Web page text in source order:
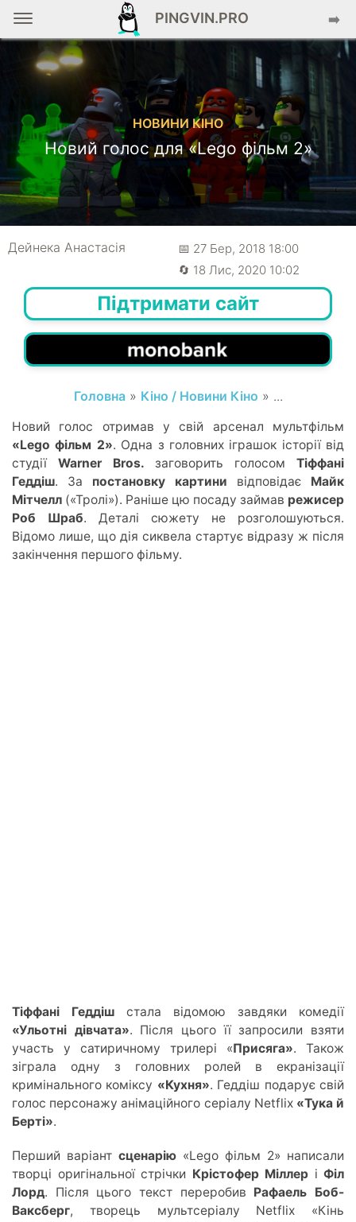
PINGVIN.PRO ➡️
НОВИНИ КІНО
Новий голос для «Lego фільм 2»
Дейнека Анастасiя
📅 27 Бер, 2018 18:00
🔄 18 Лис, 2020 10:02
Підтримати сайт
Головна» Кіно / Новини Кіно » ...
Новий голос отримав у свій арсенал мультфільм
«Lego фільм 2». Одна з головних іграшок історії від
студії Warner Bros. заговорить голосомТіффані
Геддіш. За постановку картини відповідає Майк
Мітчелл («Тролі»). Раніше цю посаду займав режисер
Роб Шраб. Деталі сюжету не розголошуються.
Відомо лише, що дія сиквела стартує відразу ж після
закінчення першого фільму.
Тіффані Геддіш стала відомою завдяки комедії
«Ульотні дівчата». Після цього її запросили взяти
участь у сатиричному трилері «Присяга». Також
зіграла одну з головних ролей в екранізації
кримінального коміксу «Кухня». Геддіш подарує свій
голос персонажу анімаційного серіалу Netflix «Тука й
Берті».
Перший варіант сценарію «Lego фільм 2» написали
творці оригінальної стрічки Крістофер Міллер і Філ
Лорд. Після цього текст переробив Рафаель Боб-
Ваксберг, творець мультсеріалу Netflix «Кінь